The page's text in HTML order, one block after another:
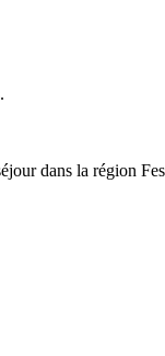
dans la région